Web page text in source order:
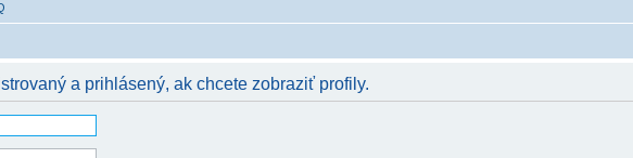
a prihlásený, ak chcete zobraziť profily.